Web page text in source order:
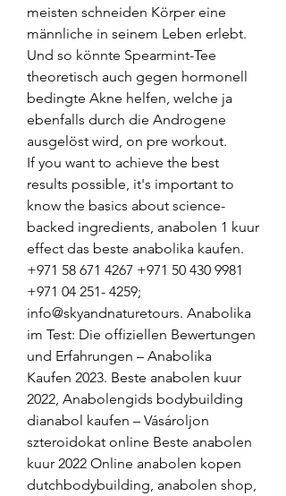
meisten schneiden Körper eine
männliche in seinem Leben erlebt.
Und so könnte Spearmint-Tee
theoretisch auch gegen hormonell
bedingte Akne helfen, welche ja
ebenfalls durch die Androgene
ausgelöst wird, on pre workout.
If you want to achieve the best
results possible, it's important to
know the basics about science-
backed ingredients, anabolen 1 kuur
effect das beste anabolika kaufen.
+971 58 671 4267 +971 50 430 9981
+971 04 251- 4259;
info@skyandnaturetours. Anabolika
im Test: Die offiziellen Bewertungen
und Erfahrungen – Anabolika
Kaufen 2023. Beste anabolen kuur
2022, Anabolengids bodybuilding
dianabol kaufen – Vásároljon
szteroidokat online Beste anabolen
kuur 2022 Online anabolen kopen
dutchbodybuilding, anabolen shop,